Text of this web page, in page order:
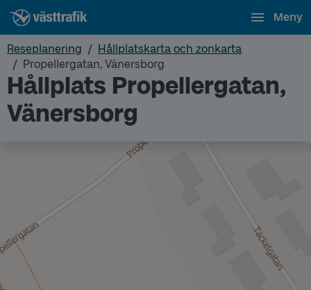
Meny
Reseplanering
Hållplatskarta och zonkarta
Propellergatan, Vänersborg
Hållplats Propellergatan,
Vänersborg